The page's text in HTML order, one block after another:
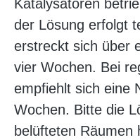
Katalysatoren
der Lösung erfolgt
erstreckt sich über
vier Wochen. Bei
empfiehlt sich eine
Wochen. Bitte die
belüfteten Räumen